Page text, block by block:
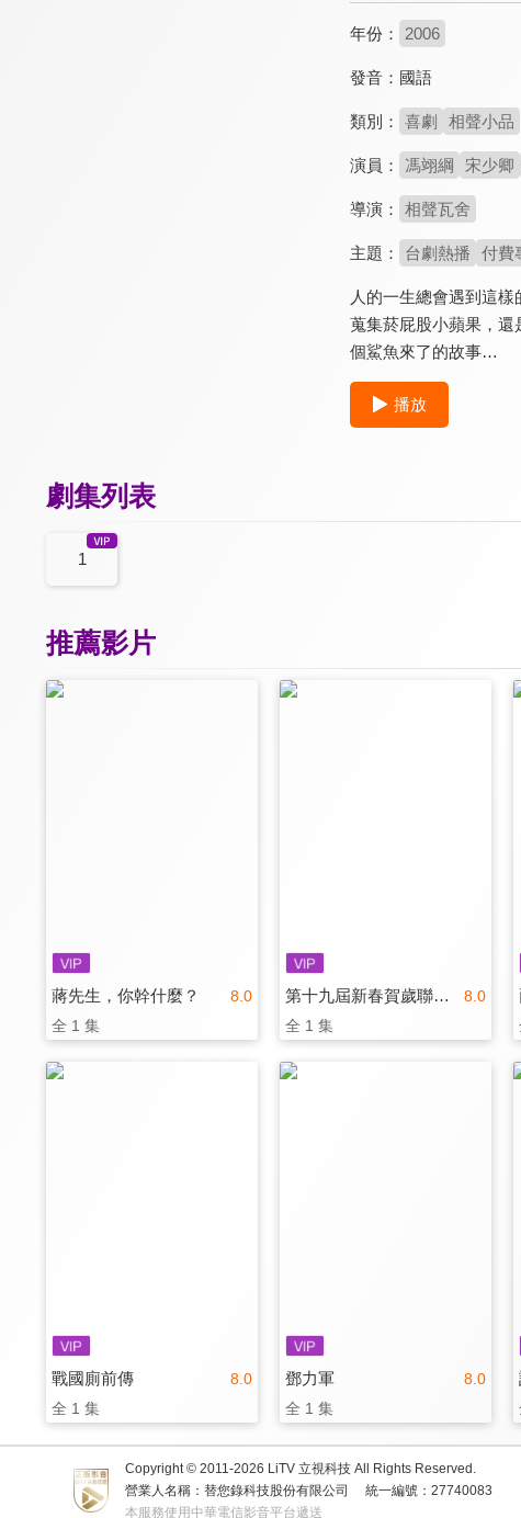
年份： 2006
發音： 國語
類別： 喜劇 相聲小品
演員： 馮翊綱 宋少卿
導演： 相聲瓦舍
主題： 台劇熱播 付費
人的一生總會遇到這
蒐集菸屁股小蘋果，
個鯊魚來了的故事…
播放
劇集列表
1
推薦影片
8.0
蔣先生，你幹什麼？
全 1 集
8.0
第十九屆新春賀歲聯歡晚會
全 1 集
8.0
戰國廁前傳
全 1 集
8.0
鄧力軍
全 1 集
Copyright © 2011-2026 LiTV 立視科技 All Rights Reserved.
營業人名稱：替您錄科技股份有限公司
統一編號：27740083
本服務使用中華電信影音平台遞送